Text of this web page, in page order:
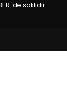
'de saklıdır.